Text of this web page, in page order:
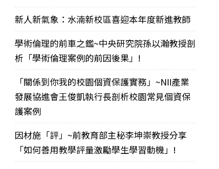
新人新氣象：水湳新校區喜迎本年度新進教師
學術倫理的前車之鑑~中央研究院孫以瀚教授剖
析「學術倫理案例的前因後果」!
「關係到你我的校園個資保護實務」~NII產業
發展協進會王俊凱執行長剖析校園常見個資保
護案例
因材施「評」~前教育部主秘李坤崇教授分享
「如何善用教學評量激勵學生學習動機」!